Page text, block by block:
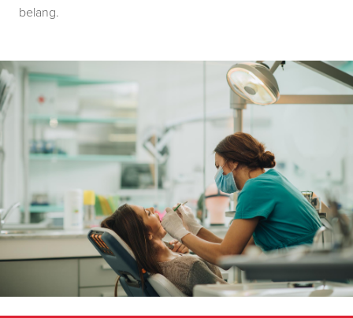
belang.